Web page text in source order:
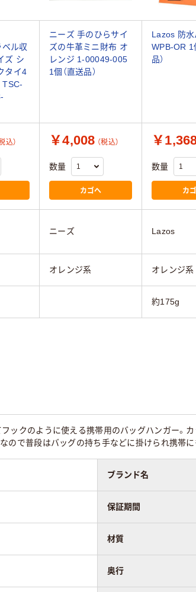
ル収
ズ シ
タイ4
TSC-
ニーズ 手のひらサイ
ズの牛革ミニ財布 オ
レンジ 1-00049-005
1個（直送品）
Lazos 防
WPB-OR 1
品）
込） ￥4,008 （税込）
数量
カゴへ
￥
数量
カ
ニーズ Lazos
オレンジ系 オレンジ系
約175g
ックのように使える携帯用のバッグハンガー。
ので普段はバッグの持ち手などに掛けられ携帯に
ブランド名
保証期間
材質
奥行